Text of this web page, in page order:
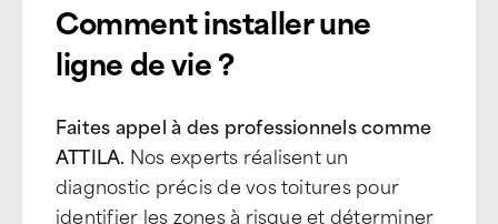
Comment installer une
ligne de vie ?
Faites appel à des professionnels comme
ATTILA. Nos experts réalisent un
diagnostic précis de vos toitures pour
identifier les zones à risque et déterminer